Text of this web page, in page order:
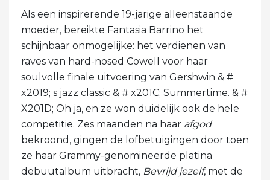
Als een inspirerende 19-jarige alleenstaande
moeder, bereikte Fantasia Barrino het
schijnbaar onmogelijke: het verdienen van
raves van hard-nosed Cowell voor haar
soulvolle finale uitvoering van Gershwin & #
x2019; s jazz classic & # x201C; Summertime. & #
X201D; Oh ja, en ze won duidelijk ook de hele
competitie. Zes maanden na haar afgod
bekroond, gingen de lofbetuigingen door toen
ze haar Grammy-genomineerde platina
debuutalbum uitbracht, Bevrijd jezelf, met de